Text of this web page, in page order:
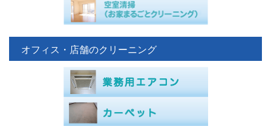
オフィス・店舗のクリーニング